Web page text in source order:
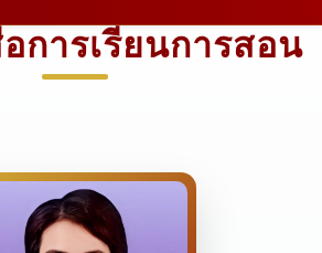
การเรียนการสอน